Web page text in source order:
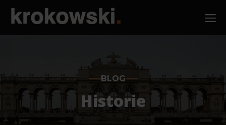
Przejdź
BLOG
Historie